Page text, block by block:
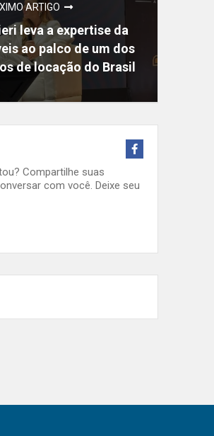
ARTIGO
leva a expertise da
ao palco de um dos
de locação do Brasil
Compartilhe suas
com você. Deixe seu